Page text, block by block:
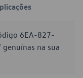
6EA-827-
genuínas na sua